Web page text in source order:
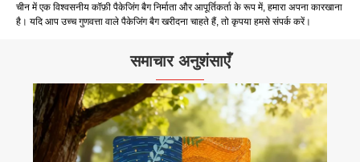
चीन में एक विश्वसनीय कॉफ़ी पैकेजिंग बैग निर्माता और आपूर्तिकर्ता के रूप में, हमारा अपना कारखाना
है। यदि आप उच्च गुणवत्ता वाले पैकेजिंग बैग खरीदना चाहते हैं, तो कृपया हमसे संपर्क करें।
समाचार अनुशंसाएँ